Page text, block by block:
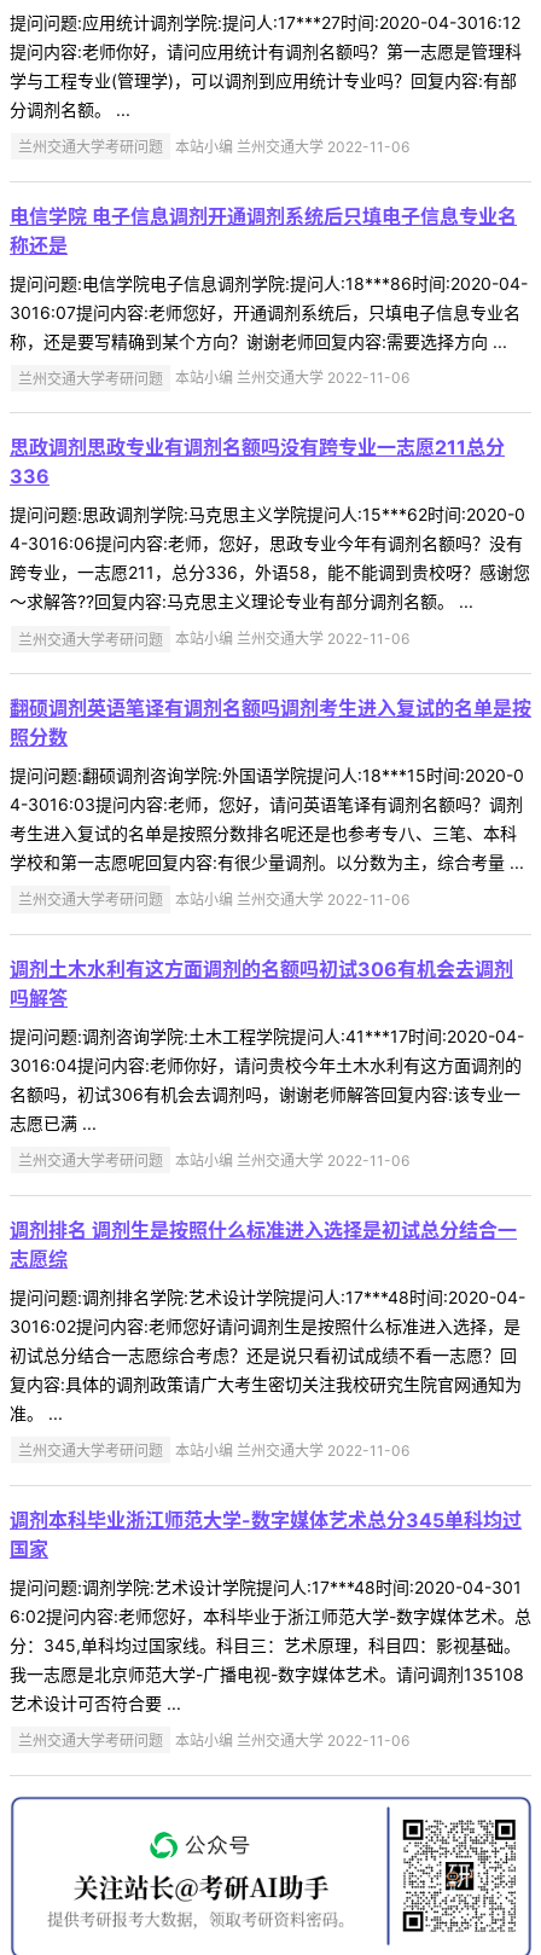
提问问题:应用统计调剂学院:提问人:17***27时间:2020-04-3016:12
提问内容:老师你好，请问应用统计有调剂名额吗？第一志愿是管理科
学与工程专业(管理学)，可以调剂到应用统计专业吗？回复内容:有部
分调剂名额。 ...
兰州交通大学考研问题 本站小编 兰州交通大学 2022-11-06
电信学院 电子信息调剂开通调剂系统后只填电子信息专业名
称还是
提问问题:电信学院电子信息调剂学院:提问人:18***86时间:2020-04-
3016:07提问内容:老师您好，开通调剂系统后，只填电子信息专业名
称，还是要写精确到某个方向？谢谢老师回复内容:需要选择方向 ...
兰州交通大学考研问题 本站小编 兰州交通大学 2022-11-06
思政调剂思政专业有调剂名额吗没有跨专业一志愿211总分
336
提问问题:思政调剂学院:马克思主义学院提问人:15***62时间:2020-0
4-3016:06提问内容:老师，您好，思政专业今年有调剂名额吗？没有
跨专业，一志愿211，总分336，外语58，能不能调到贵校呀？感谢您
～求解答??回复内容:马克思主义理论专业有部分调剂名额。 ...
兰州交通大学考研问题 本站小编 兰州交通大学 2022-11-06
翻硕调剂英语笔译有调剂名额吗调剂考生进入复试的名单是按
照分数
提问问题:翻硕调剂咨询学院:外国语学院提问人:18***15时间:2020-0
4-3016:03提问内容:老师，您好，请问英语笔译有调剂名额吗？调剂
考生进入复试的名单是按照分数排名呢还是也参考专八、三笔、本科
学校和第一志愿呢回复内容:有很少量调剂。以分数为主，综合考量 ...
兰州交通大学考研问题 本站小编 兰州交通大学 2022-11-06
调剂土木水利有这方面调剂的名额吗初试306有机会去调剂
吗解答
提问问题:调剂咨询学院:土木工程学院提问人:41***17时间:2020-04-
3016:04提问内容:老师你好，请问贵校今年土木水利有这方面调剂的
名额吗，初试306有机会去调剂吗，谢谢老师解答回复内容:该专业一
志愿已满 ...
兰州交通大学考研问题 本站小编 兰州交通大学 2022-11-06
调剂排名 调剂生是按照什么标准进入选择是初试总分结合一
志愿综
提问问题:调剂排名学院:艺术设计学院提问人:17***48时间:2020-04-
3016:02提问内容:老师您好请问调剂生是按照什么标准进入选择，是
初试总分结合一志愿综合考虑？还是说只看初试成绩不看一志愿？回
复内容:具体的调剂政策请广大考生密切关注我校研究生院官网通知为
准。 ...
兰州交通大学考研问题 本站小编 兰州交通大学 2022-11-06
调剂本科毕业浙江师范大学-数字媒体艺术总分345单科均过
国家
提问问题:调剂学院:艺术设计学院提问人:17***48时间:2020-04-301
6:02提问内容:老师您好，本科毕业于浙江师范大学-数字媒体艺术。总
分：345,单科均过国家线。科目三：艺术原理，科目四：影视基础。
我一志愿是北京师范大学-广播电视-数字媒体艺术。请问调剂135108
艺术设计可否符合要 ...
兰州交通大学考研问题 本站小编 兰州交通大学 2022-11-06